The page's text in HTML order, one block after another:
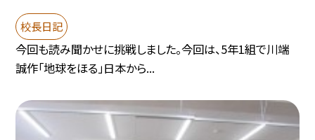
校長日記
今回も読み聞かせに挑戦しました。今回は、5年1組で川端
誠作「地球をほる」日本から...